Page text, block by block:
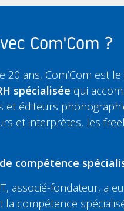
Com'Com ?
20 ans, Com’Com est le
spécialisée qui
et éditeurs
et interprètes, les
compétence
associé-fondateur, a
compétence